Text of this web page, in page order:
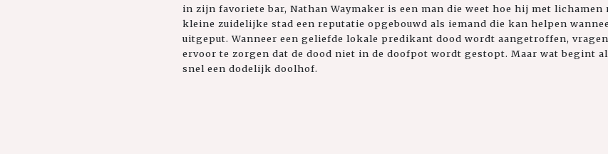
in zijn favoriete bar, Nathan Waymaker is een man die weet hoe hij met
kleine zuidelijke stad een reputatie opgebouwd als iemand die kan helpen
uitgeput. Wanneer een geliefde lokale predikant dood wordt aangetroffen,
ervoor te zorgen dat de dood niet in de doofpot wordt gestopt. Maar wat begint
snel een dodelijk doolhof.